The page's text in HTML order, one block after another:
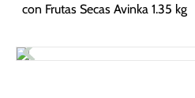
con Frutas Secas Avinka 1.35 kg